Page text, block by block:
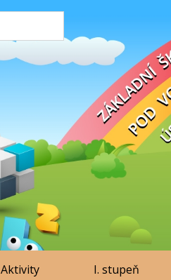
Aktivity I. stupeň